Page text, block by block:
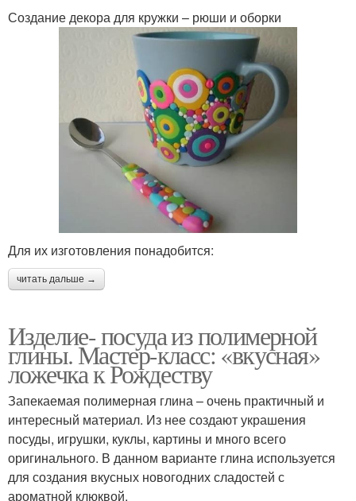
Создание декора для кружки – рюши и оборки
Для их изготовления понадобится:
читать дальше →
Изделие- посуда из полимерной
глины. Мастер-класс: «вкусная»
ложечка к Рождеству
Запекаемая полимерная глина – очень практичный и
интересный материал. Из нее создают украшения
посуды, игрушки, куклы, картины и много всего
оригинального. В данном варианте глина используется
для создания вкусных новогодних сладостей с
ароматной клюквой.